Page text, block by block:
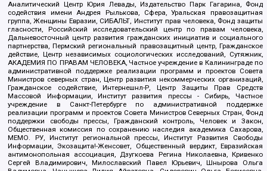
Аналитический Центр Юрия Левады, Издательство Парк Гагарина, Фонд
содействия имени Андрея Рылькова, Сфера, Уральская правозащитная
группа, Женщины Евразии, СИБАЛЬТ, Институт прав человека, Фонд защиты
гласности, Российский исследовательский центр по правам человека,
Дальневосточный центр развития гражданских инициатив и социального
партнерства, Пермский региональный правозащитный центр, Гражданское
действие, Центр независимых социологических исследований, Сутяжник,
АКАДЕМИЯ ПО ПРАВАМ ЧЕЛОВЕКА, Частное учреждение в Калининграде по
административной поддержке реализации программ и проектов Совета
Министров северных стран, Центр развития некоммерческих организаций,
Гражданское содействие, Интернешнл-Р, Центр Защиты Прав Средств
Массовой Информации, Институт развития прессы - Сибирь, Частное
учреждение в Санкт-Петербурге по административной поддержке
реализации программ и проектов Совета Министров Северных Стран, Фонд
поддержки свободы прессы, Гражданский контроль, Человек и Закон,
Общественная комиссия по сохранению наследия академика Сахарова,
МЕМО. РУ, Институт региональной прессы, Институт Развития Свободы
Информации, Экозащита!-Женсовет, Общественный вердикт, Евразийская
антимонопольная ассоциация, Дзугкоева Регина Николаевна, Кривенко
Сергей Владимирович, Милославский Павел Юрьевич, Шнырова Ольга